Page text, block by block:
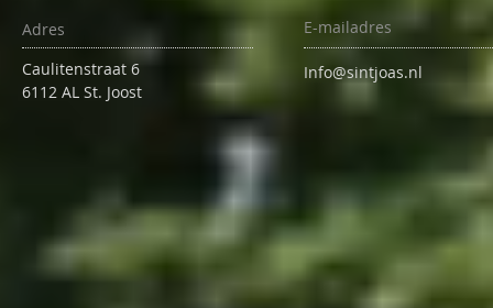
Adres
Caulitenstraat 6
6112 AL St. Joost
E-mailadres
Info@sintjoas.nl